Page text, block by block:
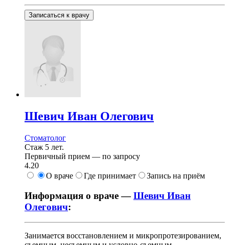
Записаться к врачу
Шевич Иван Олегович
Стоматолог
Стаж 5 лет.
Первичный прием — по запросу
4.20
О враче
Где принимает Запись на приём
Информация о враче —Шевич Иван
Олегович:
Занимается восстановлением и микропротезированием,